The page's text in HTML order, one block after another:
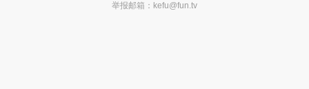
举报邮箱： kefu@fun.tv